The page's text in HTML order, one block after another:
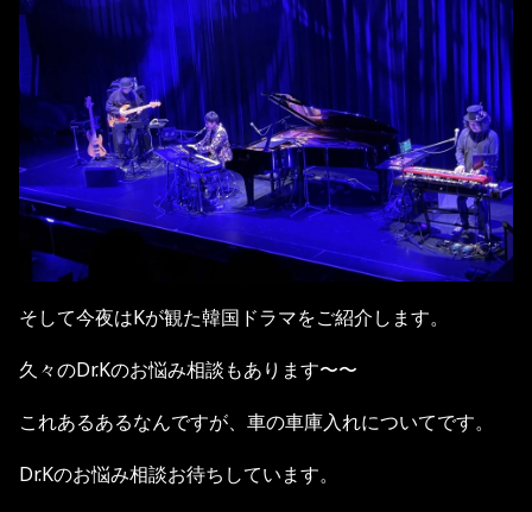
そして今夜はKが観た韓国ドラマをご紹介します。
久々のDr.Kのお悩み相談もあります〜〜
これあるあるなんですが、車の車庫入れについてです。
Dr.Kのお悩み相談お待ちしています。